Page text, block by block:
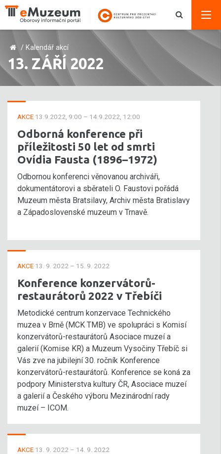
/ Kalendář akcí
13. ZÁŘÍ 2022
AKCE 13.9.2022, 9:00 – 14.9.2022, 12:00
Odborná konference při
příležitosti 50 let od smrti
Ovídia Fausta (1896–1972)
Odbornou konferenci věnovanou archiváři,
dokumentátorovi a sběrateli O. Faustovi pořádá
Muzeum města Bratsilavy, Archiv města Bratislavy
a Západoslovenské muzeum v Trnavě.
AKCE 13. 9. 2022 – 15. 9. 2022
Konference konzervátorů-
restaurátorů 2022 v Třebíči
Metodické centrum konzervace Technického
muzea v Brně (MCK TMB) ve spolupráci s Komisí
konzervátorů-restaurátorů Asociace muzeí a
galerií (Komise KR) a Muzeum Vysočiny Třebíč si
Vás zve na jubilejní 30. ročník Konference
konzervátorů-restaurátorů. Konference se koná za
podpory Ministerstva kultury ČR, Asociace muzeí
a galerií a Českého výboru Mezinárodní rady
muzeí – ICOM.
AKCE 13. 9. 2022 – 14. 9. 2022